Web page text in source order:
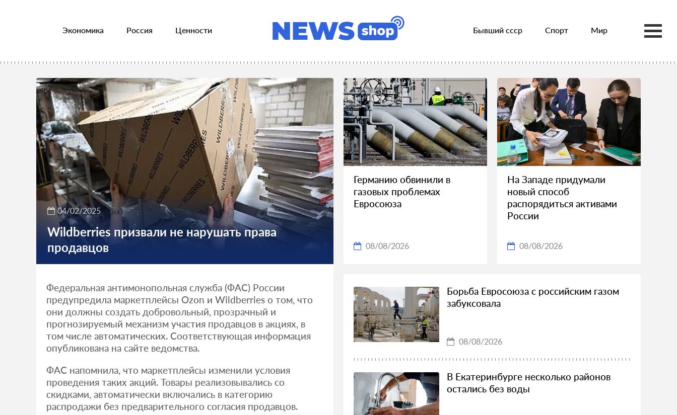
Экономика Россия Ценности Бывший ссср Спорт Мир
04/02/2025
Wildberries призвали не нарушать права
продавцов
Федеральная антимонопольная служба (ФАС) России
предупредила маркетплейсы Ozon и Wildberries о том, что
они должны создать добровольный, прозрачный и
прогнозируемый механизм участия продавцов в акциях, в
том числе автоматических. Соответствующая информация
опубликована на сайте ведомства.
ФАС напомнила, что маркетплейсы изменили условия
проведения таких акций. Товары реализовывались со
скидками, автоматически включались в категорию
распродажи без предварительного согласия продавцов.
Германию обвинили в
газовых проблемах
Евросоюза
08/08/2026
На Западе придумали
новый способ
распорядиться активами
России
08/08/2026
Борьба Евросоюза с российским газом
забуксовала
08/08/2026
В Екатеринбурге несколько районов
остались без воды